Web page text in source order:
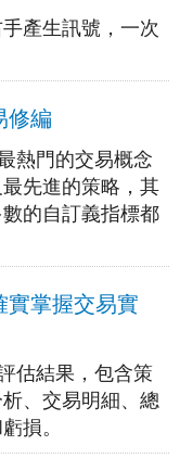
產生訊號，一次
修編
熱門的交易概念
先進的策略，其
的自訂義指標都
實掌握交易實
估結果，包含策
、交易明細、總
損。